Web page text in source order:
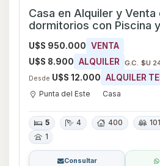
Casa en Alquiler y Venta
dormitorios con Piscina
Punta del Este, Maldonado
U$S 950.000 VENTA
U$S 8.900 ALQUILER G.C. $U
Desde U$S 12.000 ALQUILER
Punta del Este Casa
5 4 400
1
Consultar